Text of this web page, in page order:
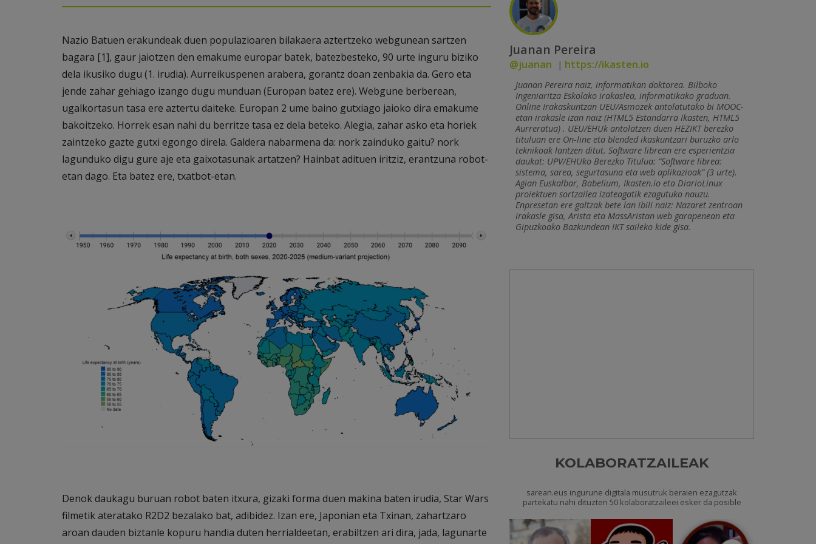
Nazio Batuen erakundeak duen populazioaren bilakaera aztertzeko webgunean sartzen
bagara [1], gaur jaiotzen den emakume europar batek, batezbesteko, 90 urte inguru biziko
dela ikusiko dugu (1. irudia). Aurreikuspenen arabera, gorantz doan zenbakia da. Gero eta
jende zahar gehiago izango dugu munduan (Europan batez ere). Webgune berberean,
ugalkortasun tasa ere aztertu daiteke. Europan 2 ume baino gutxiago jaioko dira emakume
bakoitzeko. Horrek esan nahi du berritze tasa ez dela beteko. Alegia, zahar asko eta horiek
zaintzeko gazte gutxi egongo direla. Galdera nabarmena da: nork zainduko gaitu? nork
lagunduko digu gure aje eta gaixotasunak artatzen? Hainbat adituen iritziz, erantzuna robot-
etan dago. Eta batez ere, txatbot-etan.
Denok daukagu buruan robot baten itxura, gizaki forma duen makina baten irudia, Star Wars
filmetik ateratako R2D2 bezalako bat, adibidez. Izan ere, Japonian eta Txinan, zahartzaro
aroan dauden biztanle kopuru handia duten herrialdeetan, erabiltzen ari dira, jada, lagunarte
Juanan Pereira
@juanan | https://ikasten.io
Juanan Pereira naiz, informatikan doktorea. Bilboko
Ingeniaritza Eskolako irakaslea, informatikako graduan.
Online Irakaskuntzan UEU/Asmoz­ek antolatutako bi MOOC­
etan irakasle izan naiz (HTML5 Estandarra Ikasten, HTML5
Aurreratua) . UEU/EHUk antolatzen duen HEZIKT berezko
tituluan ere On-line eta blended ikaskuntzari buruzko arlo
teknikoak lantzen ditut. Software librean ere esperientzia
daukat: UPV/EHUko Berezko Titulua: “Software librea:
sistema, sarea, segurtasuna eta web ­aplikazioak” (3 urte).
Agian Euskalbar, Babelium, Ikasten.io eta DiarioLinux
proiektuen sortzailea izateagatik ezagutuko nauzu.
Enpresetan ere galtzak bete lan ibili naiz: Nazaret zentroan
irakasle gisa, Arista eta MassAristan web garapenean eta
Gipuzkoako Bazkundean IKT saileko kide gisa.
KOLABORATZAILEAK
sarean.eus ingurune digitala musutruk beraien ezagutzak
partekatu nahi dituzten 50 kolaboratzaileei esker da posible